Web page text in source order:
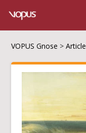
VOPUS Gnose >